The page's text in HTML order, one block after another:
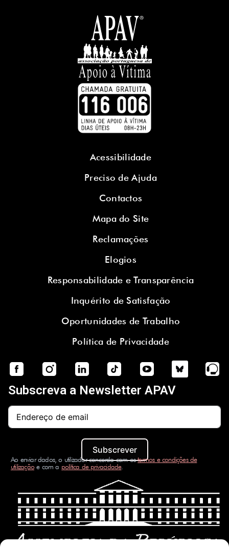
Acessibilidade
Preciso de Ajuda
Contactos
Mapa do Site
Reclamações
Elogios
Responsabilidade e Transparência
Inquérito de Satisfação
Oportunidades de Trabalho
Política de Privacidade
Subscreva a Newsletter APAV
Subscrever
Ao enviar dados, o utilizador concorda com ostermos e condições de
utilizaçãoe com a política de privacidade.